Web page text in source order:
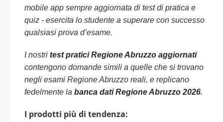
mobile app sempre aggiornata di test di pratica e
quiz - esercita lo studente a superare con successo
qualsiasi prova d’esame.
I nostri test pratici Regione Abruzzo aggiornati
contengono domande simili a quelle che si trovano
negli esami Regione Abruzzo reali, e replicano
fedelmente la banca dati Regione Abruzzo 2026.
I prodotti più di tendenza: